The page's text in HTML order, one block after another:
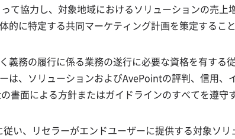
て協力し、対象地域におけるソリューションの売
に特定する共同マーケティング計画を策定すること
務の履行に係る業務の遂行に必要な資格を有する
は、ソリューションおよびAvePointの評判、信用
面による方針またはガイドラインのすべてを遵守
い、リセラーがエンドユーザーに提供する対象ソ